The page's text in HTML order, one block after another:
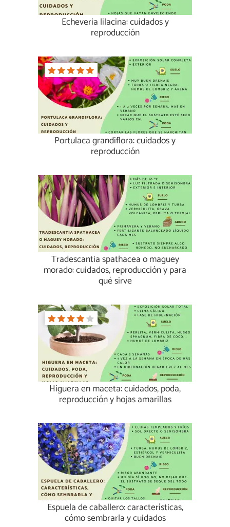
Echeveria lilacina: cuidados y
reproducción
Portulaca grandiflora: cuidados y
reproducción
Tradescantia spathacea o maguey
morado: cuidados, reproducción y para
qué sirve
Higuera en maceta: cuidados, poda,
reproducción y hojas amarillas
Espuela de caballero: características,
cómo sembrarla y cuidados